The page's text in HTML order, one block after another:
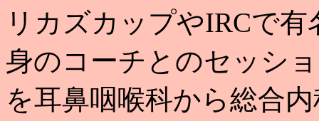
リカズカップやIRCで
身のコーチとのセッシ
を耳鼻咽喉科から総合